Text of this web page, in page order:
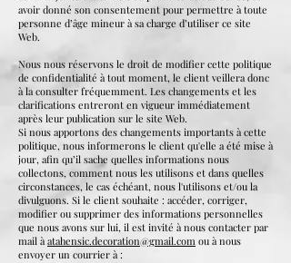
avoir donné son consentement pour permettre à toute
personne d’âge mineur à sa charge d’utiliser ce site
Web.
Nous nous réservons le droit de modifier cette politique
de confidentialité à tout moment, le client veillera donc
à la consulter fréquemment. Les changements et les
clarifications entreront en vigueur immédiatement
après leur publication sur le site Web.
Si nous apportons des changements importants à cette
politique, nous informerons le client qu'elle a été mise à
jour, afin qu’il sache quelles informations nous
collectons, comment nous les utilisons et dans quelles
circonstances, le cas échéant, nous l'utilisons et/ou la
divulguons. Si le client souhaite : accéder, corriger,
modifier ou supprimer des informations personnelles
que nous avons sur lui, il est invité à nous contacter par
mail àatahensic.decoration@gmail.com ou à nous
envoyer un courrier à :